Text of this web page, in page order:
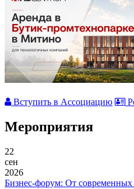
Вступить в Ассоциацию
Мероприятия
22
сен
2026
Бизнес-форум: От современных